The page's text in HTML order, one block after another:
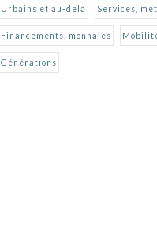
Urbains et au-delà Services,
Financements, monnaies
Générations